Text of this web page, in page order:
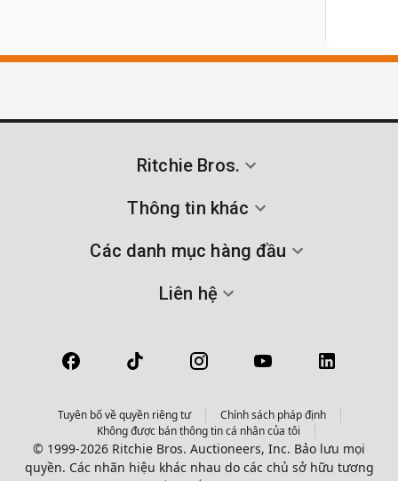
Ritchie Bros.
Thông tin khác
Các danh mục hàng đầu
Liên hệ
Tuyên bố về quyền riêng tư
Chính sách pháp định
Không được bán thông tin cá nhân của tôi
© 1999-2026 Ritchie Bros. Auctioneers, Inc. Bảo lưu mọi
quyền. Các nhãn hiệu khác nhau do các chủ sở hữu tương